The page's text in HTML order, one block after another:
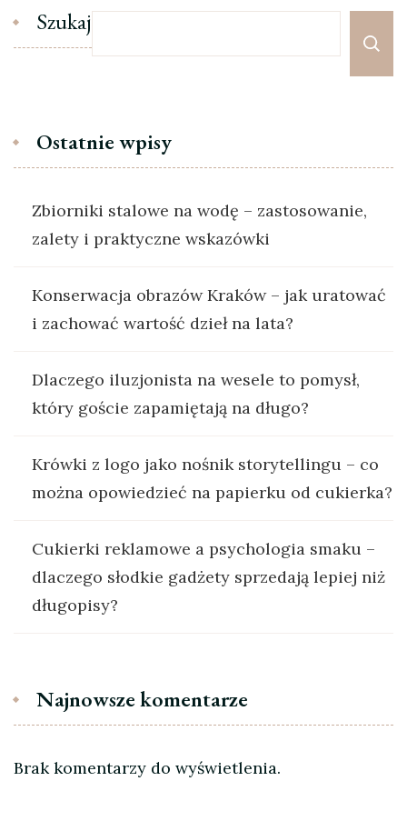
Szukaj
Ostatnie wpisy
Zbiorniki stalowe na wodę – zastosowanie,
zalety i praktyczne wskazówki
Konserwacja obrazów Kraków – jak uratować
i zachować wartość dzieł na lata?
Dlaczego iluzjonista na wesele to pomysł,
który goście zapamiętają na długo?
Krówki z logo jako nośnik storytellingu – co
można opowiedzieć na papierku od cukierka?
Cukierki reklamowe a psychologia smaku –
dlaczego słodkie gadżety sprzedają lepiej niż
długopisy?
Najnowsze komentarze
Brak komentarzy do wyświetlenia.